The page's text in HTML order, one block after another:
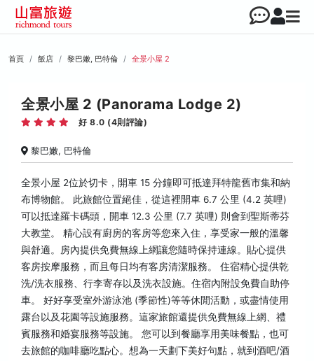
首頁 飯店 黎巴嫩, 巴特倫 全景小屋 2
全景小屋 2 (Panorama Lodge 2)
好 8.0 (4則評論)
黎巴嫩, 巴特倫
全景小屋 2位於切卡，開車 15 分鐘即可抵達拜特龍舊市集和納
布博物館。 此旅館位置絕佳，從這裡開車 6.7 公里 (4.2 英哩)
可以抵達羅卡碼頭，開車 12.3 公里 (7.7 英哩) 則會到聖斯蒂芬
大教堂。 精心設有廚房的客房等您來入住，享受家一般的溫馨
與舒適。房內提供免費無線上網讓您隨時保持連線。貼心提供
客房按摩服務，而且每日均有客房清潔服務。 住宿精心提供乾
洗/洗衣服務、行李寄存以及洗衣設施。住宿內附設免費自助停
車。 好好享受室外游泳池 (季節性)等等休閒活動，或盡情使用
露台以及花園等設施服務。這家旅館還提供免費無線上網、禮
賓服務和婚宴服務等設施。 您可以到餐廳享用美味餐點，也可
去旅館的咖啡廳吃點心。想為一天劃下美好句點，就到酒吧/酒